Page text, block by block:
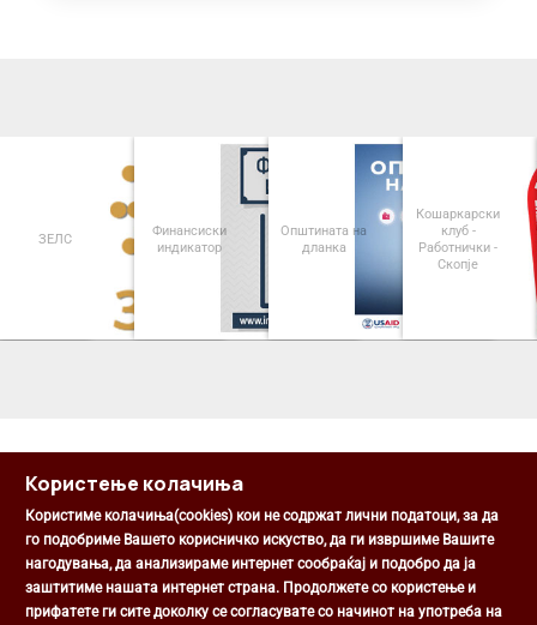
ЗЕЛС
Финансиски
индикатор
Општината на
дланка
Кошаркарски
клуб -
Работнички -
Скопје
Општина Центар
Михаил Цоков бр. 1, Скопје
Користење колачиња
Користиме колачиња(cookies) кои не содржат лични податоци, за да
го подобриме Вашето корисничко искуство, да ги извршиме Вашите
нагодувања, да анализираме интернет сообраќај и подобро да ја
заштитиме нашата интернет страна. Продолжете со користење и
прифатете ги сите доколку се согласувате со начинот на употреба на